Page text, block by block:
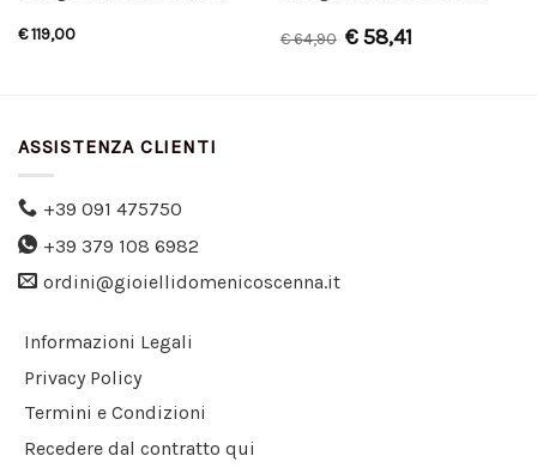
€119,00 €64,90 €58,41
ASSISTENZA CLIENTI
+39 091 475750
+39 379 108 6982
ordini@gioiellidomenicoscenna.it
Informazioni Legali
Privacy Policy
Termini e Condizioni
Recedere dal contratto qui